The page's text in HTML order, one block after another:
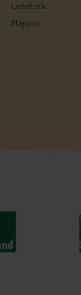
Liebstock
Majoran